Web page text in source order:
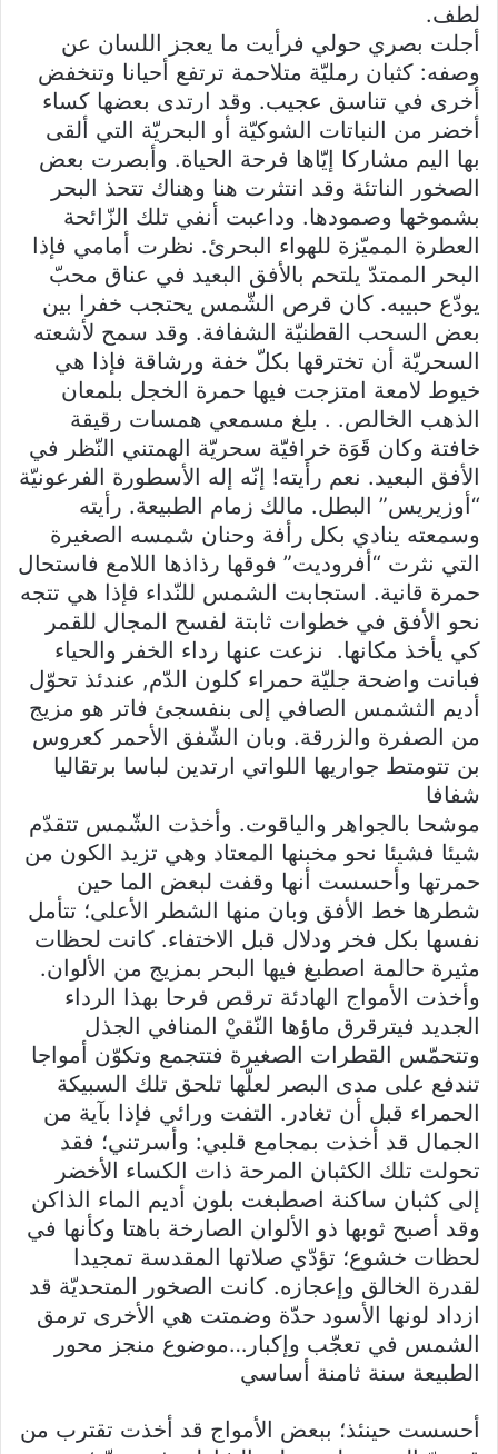
لطف.
أجلت بصري حولي فرأيت ما يعجز اللسان عن
وصفه: كثبان رمليّة متلاحمة ترتفع أحيانا وتنخفض
أخرى في تناسق عجيب. وقد ارتدى بعضها كساء
أخضر من النباتات الشوكيّة أو البحريّة التي ألقى
بها اليم مشاركا إيّاها فرحة الحياة. وأبصرت بعض
الصخور الناتئة وقد انتثرت هنا وهناك تتحذ البحر
بشموخها وصمودها. وداعبت أنفي تلك الزّائحة
العطرة المميّزة للهواء البحرئ. نظرت أمامي فإذا
البحر الممتدّ يلتحم بالأفق البعيد في عناق محبّ
يودّع حبيبه. كان قرص الشّمس يحتجب خفرا بين
بعض السحب القطنيّة الشفافة. وقد سمح لأشعته
السحريّة أن تخترقها بكلّ خفة ورشاقة فإذا هي
خيوط لامعة امتزجت فيها حمرة الخجل بلمعان
الذهب الخالص. . بلغ مسمعي همسات رقيقة
خافتة وكان قَوَة خرافيّة سحريّة الهمتني النّظر في
الأفق البعيد. نعم رأيته! إنّه إله الأسطورة الفرعونيّة
“أوزيريس” البطل. مالك زمام الطبيعة. رأيته
وسمعته ينادي بكل رأفة وحنان شمسه الصغيرة
التي نثرت “أفروديت” فوقها رذاذها اللامع فاستحال
حمرة قانية. استجابت الشمس للنّداء فإذا هي تتجه
نحو الأفق في خطوات ثابتة لفسح المجال للقمر
كي يأخذ مكانها. ‏ نزعت عنها رداء الخفر والحياء
فبانت واضحة جليّة حمراء كلون الدّم, عندئذ تحوّل
أديم الثشمس الصافي إلى بنفسجئ فاتر هو مزيج
من الصفرة والزرقة. وبان الشّفق الأحمر كعروس
بن تتومتط جواريها اللواتي ارتدين لباسا برتقاليا
شفافا
موشحا بالجواهر والياقوت. وأخذت الشّمس تتقدّم
شيئا فشيئا نحو مخبنها المعتاد وهي تزيد الكون من
حمرتها وأحسست أنها وقفت لبعض الما حين
شطرها خط الأفق وبان منها الشطر الأعلى؛ تتأمل
نفسها بكل فخر ودلال قبل الاختفاء. كانت لحظات
مثيرة حالمة اصطبغ فيها البحر بمزيج من الألوان.
وأخذت الأمواج الهادئة ترقص فرحا بهذا الرداء
الجديد فيترقرق ماؤها النّقيْ المنافي الجذل
وتتحمّس القطرات الصغيرة فتتجمع وتكوّن أمواجا
تندفع على مدى البصر لعلّها تلحق تلك السبيكة
الحمراء قبل أن تغادر. التفت ورائي فإذا بآية من
الجمال قد أخذت بمجامع قلبي: وأسرتني؛ فقد
تحولت تلك الكثبان المرحة ذات الكساء الأخضر
إلى كثبان ساكنة اصطبغت بلون أديم الماء الذاكن
وقد أصبح ثوبها ذو الألوان الصارخة باهتا وكأنها في
لحظات خشوع؛ تؤدّي صلاتها المقدسة تمجيدا
لقدرة الخالق وإعجازه. كانت الصخور المتحديّة قد
ازداد لونها الأسود حدّة وضمتت هي الأخرى ترمق
الشمس في تعجّب وإكبار…موضوع منجز محور
الطبيعة سنة ثامنة أساسي
أحسست حينئذ؛ ببعض الأمواج قد أخذت تقترب من